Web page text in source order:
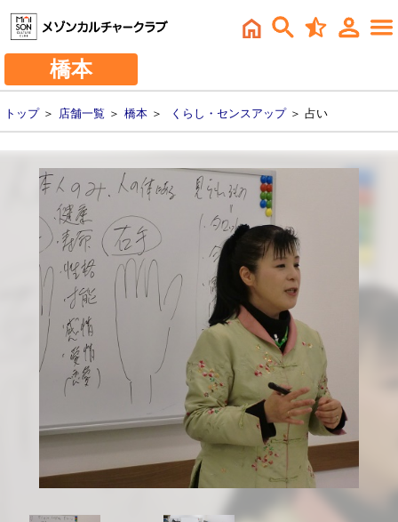
橋本
トップ＞ 店舗一覧 ＞ 橋本 ＞ くらし・センスアップ＞ 占い